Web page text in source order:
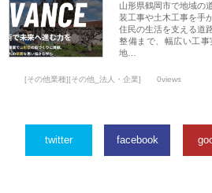
山形県鶴岡市で地域の
装工事や土木工事を手
住民の生活を支える道
整備まで、幅広い工事
地…
[その他業種][その他_法人・企業] 0views
twitter facebook